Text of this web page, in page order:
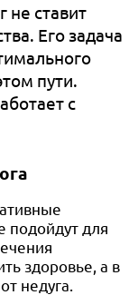
не ставит
Его задача
пути.
с
подойдут для
здоровье, а в
недуга.